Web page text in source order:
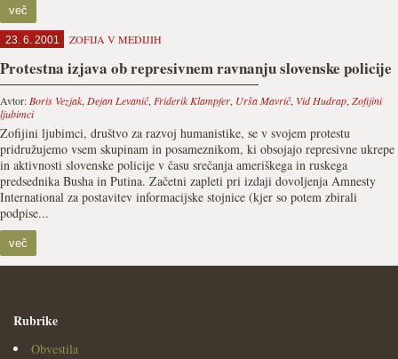
več
23. 6. 2001 ZOFIJA V MEDIJIH
Protestna izjava ob represivnem ravnanju slovenske policije
Avtor: Boris Vezjak, Dejan Levanič, Friderik Klampfer, Urša Mavrič, Vid Hudrap, Zofijini
ljubimci
Zofijini ljubimci, društvo za razvoj humanistike, se v svojem protestu
pridružujemo vsem skupinam in posameznikom, ki obsojajo represivne ukrepe
in aktivnosti slovenske policije v času srečanja ameriškega in ruskega
predsednika Busha in Putina. Začetni zapleti pri izdaji dovoljenja Amnesty
International za postavitev informacijske stojnice (kjer so potem zbirali
podpise...
več
Rubrike
Obvestila